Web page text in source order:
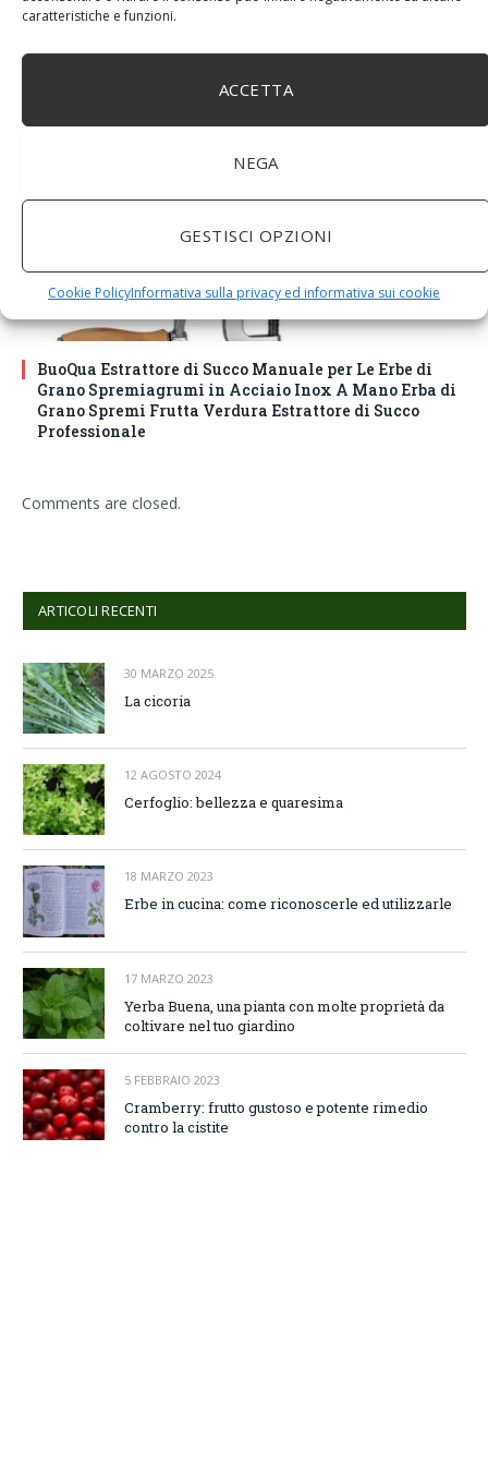
caratteristiche e funzioni.
ACCETTA
NEGA
GESTISCI OPZIONI
Cookie PolicyInformativa sulla privacy ed informativa sui cookie
24,5cm Ø x 9,5 cm di altezza, finitura a cera naturale
BuoQua Estrattore di Succo Manuale per Le Erbe di
Grano Spremiagrumi in Acciaio Inox A Mano Erba di
Grano Spremi Frutta Verdura Estrattore di Succo
Professionale
Comments are closed.
ARTICOLI RECENTI
30 MARZO 2025
La cicoria
12 AGOSTO 2024
Cerfoglio: bellezza e quaresima
18 MARZO 2023
Erbe in cucina: come riconoscerle ed utilizzarle
17 MARZO 2023
Yerba Buena, una pianta con molte proprietà da
coltivare nel tuo giardino
5 FEBBRAIO 2023
Cramberry: frutto gustoso e potente rimedio
contro la cistite